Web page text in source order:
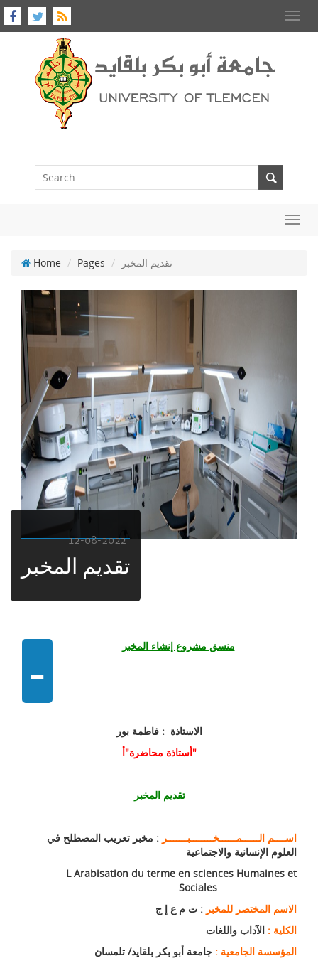
Home Pages تقديم المخبر
12-08-2022
تقديم المخبر
- منسق مشروع إنشاء المخبر
الاستاذة : فاطمة بور
أستاذة محاضرة"أ"
تقديم المخبر
اســــم الــــــمــــــخــــــــبـــــــر : مخبر تعريب المصطلح في
العلوم الإنسانية والاجتماعية
L Arabisation du terme en sciences Humaines et
Sociales
الاسم المختصر للمخبر : ت م ع إ ج
الكلية : الآداب واللغات
المؤسسة الجامعية : جامعة أبو بكر بلقايد/ تلمسان